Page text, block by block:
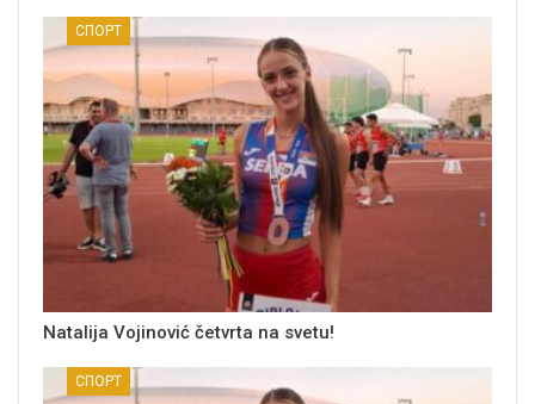
СПОРТ
Natalija Vojinović četvrta na svetu!
СПОРТ